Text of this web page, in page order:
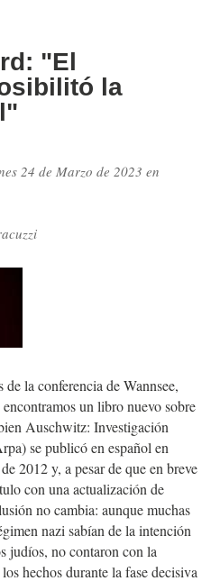
"El
la
24 de Marzo de 2023 en
de la conferencia de Wannsee,
un libro nuevo sobre
Auschwitz: Investigación
se publicó en español en
2012 y, a pesar de que en breve
con una actualización de
no cambia: aunque muchas
nazi sabían de la intención
judíos, no contaron con la
hechos durante la fase decisiva